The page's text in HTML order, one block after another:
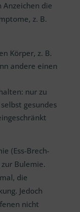
die
z. B.
Körper, z. B.
andere einen
nur zu
gesundes
(Ess-Brech-
Bulemie.
die
Jedoch
nicht